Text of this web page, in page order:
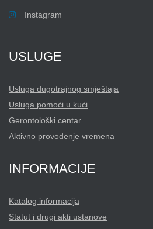
Instagram
USLUGE
Usluga dugotrajnog smještaja
Usluga pomoći u kući
Gerontološki centar
Aktivno provođenje vremena
INFORMACIJE
Katalog informacija
Statut i drugi akti ustanove